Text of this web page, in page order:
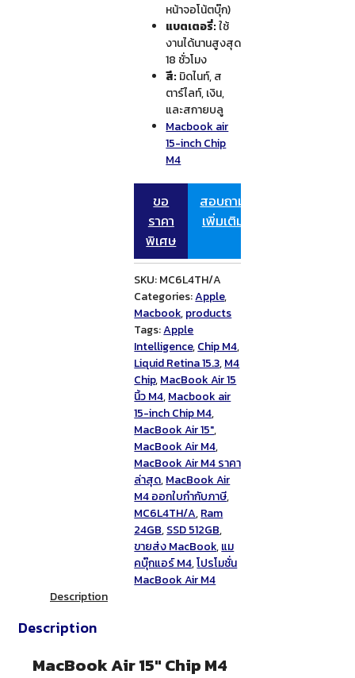
หน้าจอโน้ตบุ๊ก)
แบตเตอรี่:ใช้
งานได้นานสูงสุด
18 ชั่วโมง
สี: มิดไนท์, ส
ตาร์ไลท์, เงิน,
และสกายบลู
Macbook air
15-inch Chip
M4
ขอ
ราคา
พิเศษ
สอบถาม
เพิ่มเติม
SKU:MC6L4TH/A
Categories:Apple,
Macbook,products
Tags:Apple
Intelligence,Chip M4,
Liquid Retina 15.3,M4
Chip,MacBook Air 15
นิ้ว M4,Macbook air
15-inch Chip M4,
MacBook Air 15",
MacBook Air M4,
MacBook Air M4 ราคา
ล่าสุด,MacBook Air
M4 ออกใบกำกับภาษี,
MC6L4TH/A,Ram
24GB,SSD 512GB,
ขายส่ง MacBook,แม
คบุ๊กแอร์ M4,โปรโมชั่น
MacBook Air M4
Description
Description
MacBook Air 15″ Chip M4